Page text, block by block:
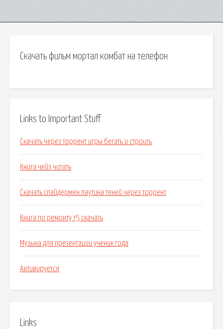
Скачать фильм мортал комбат на телефон
Links to Important Stuff
Скачать через торрент игры бегать и строить
Книга чейз читать
Скачать спайдермен паутина теней через торрент
Книга по ремонту т5 скачать
Музыка для презентации ученик года
Активируется
Links